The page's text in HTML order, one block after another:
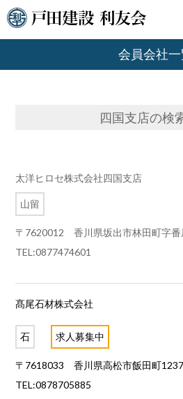
会員会社
四国支店の検
太洋ヒロセ株式会社四国支店
山留
〒7620012 香川県坂出市林田町字番
TEL:0877474601
髙尾石材株式会社
石 求人募集中
〒7618033 香川県高松市飯田町
TEL:0878705885